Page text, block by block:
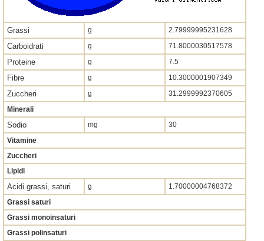
Grassi g 2.79999995231628
Carboidrati g 71.8000030517578
Proteine g 7.5
Fibre g 10.3000001907349
Zuccheri g
31.2999992370605
Minerali
Sodio mg
30
Vitamine
Zuccheri
Lipidi
Acidi grassi, saturi g
1.70000004768372
Grassi saturi
Grassi monoinsaturi
Grassi polinsaturi